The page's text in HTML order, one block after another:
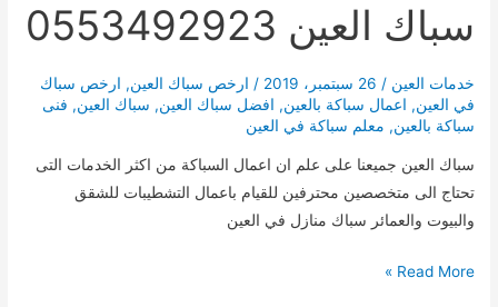
سباك العين 0553492923
خدمات العين / 26 سبتمبر، 2019 / ارخص سباك العين, ارخص سباك
في العين, اعمال سباكة بالعين, افضل سباك العين, سباك العين, فنى
سباكة بالعين, معلم سباكة في العين
سباك العين جميعنا على علم ان اعمال السباكة من اكثر الخدمات التى
تحتاج الى متخصصين محترفين للقيام باعمال التشطيبات للشقق
والبيوت والعمائر سباك منازل في العين
سباك
Read More »